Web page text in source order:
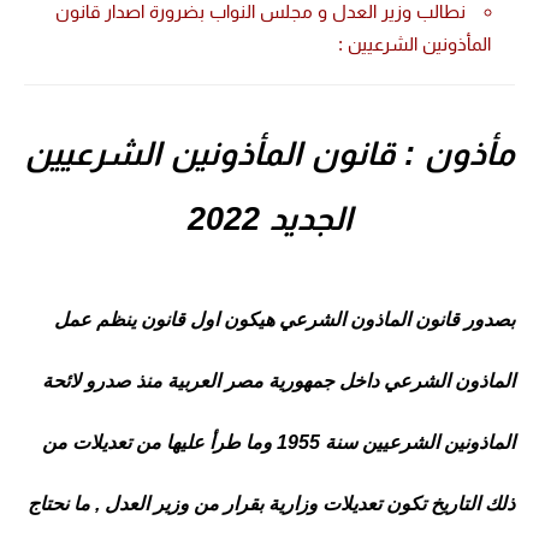
نطالب وزير العدل و مجلس النواب بضرورة اصدار قانون
المأذونين الشرعيين :
مأذون : قانون المأذونين الشرعيين
الجديد 2022
بصدور قانون الماذون الشرعي هيكون اول قانون ينظم عمل
الماذون الشرعي داخل جمهورية مصر العربية منذ صدرو لائحة
الماذونين الشرعيين سنة 1955 وما طرأ عليها من تعديلات من
ذلك التاريخ تكون تعديلات وزارية بقرار من وزير العدل , ما نحتاج